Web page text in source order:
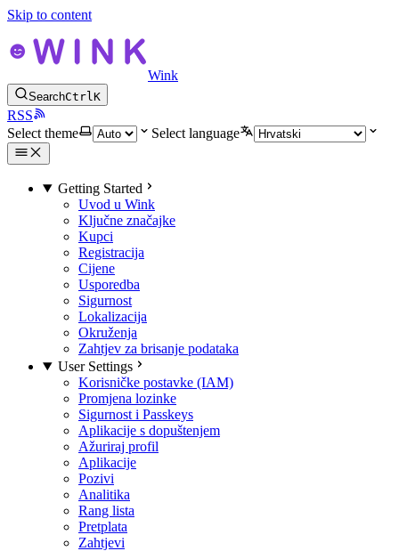
Skip to content
Wink
SearchCtrlK
RSS
Select theme
Select language
Getting Started
Uvod u Wink
Ključne značajke
Kupci
Registracija
Cijene
Usporedba
Sigurnost
Lokalizacija
Okruženja
Zahtjev za brisanje podataka
User Settings
Korisničke postavke (IAM)
Promjena lozinke
Sigurnost i Passkeys
Aplikacije s dopuštenjem
Ažuriraj profil
Aplikacije
Pozivi
Analitika
Rang lista
Pretplata
Zahtjevi